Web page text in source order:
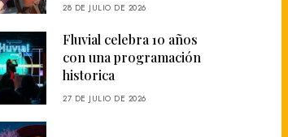
28 DE JULIO DE 2026
Fluvial celebra 10 años
con una programación
historica
27 DE JULIO DE 2026